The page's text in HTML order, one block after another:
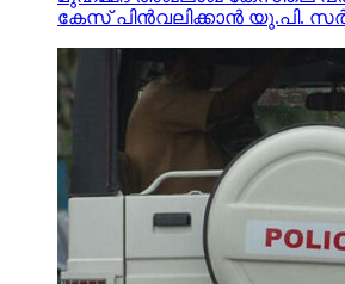
കേസ് പിന്‍വലിക്കാന്‍ യു.പി.